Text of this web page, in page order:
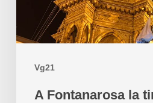
Vg21
A Fontanarosa la